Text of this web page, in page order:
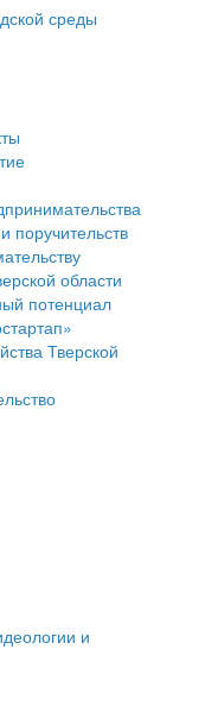
округа
учтенных
малого и
малого и
среды
поручительств
области
потенциал
Тверской
и